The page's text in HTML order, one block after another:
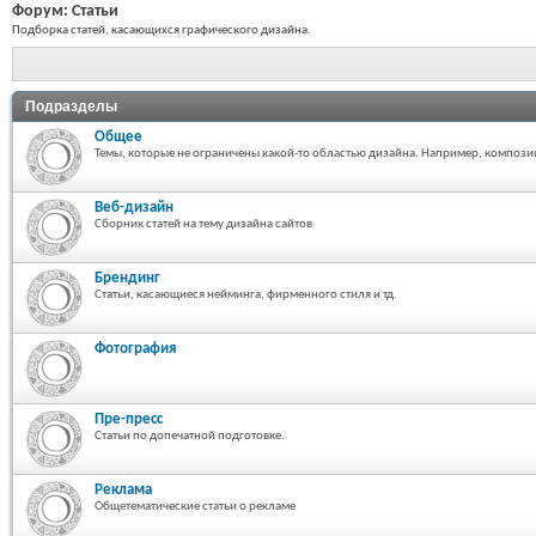
Форум: Статьи
Подборка статей, касающихся графического дизайна.
Подразделы
Общее
Темы, которые не ограничены какой-то областью дизайна. Например,
Веб-дизайн
Сборник статей на тему дизайна сайтов
Брендинг
Статьи, касающиеся нейминга, фирменного стиля и тд.
Фотография
Пре-пресс
Статьи по допечатной подготовке.
Реклама
Общетематические статьи о рекламе